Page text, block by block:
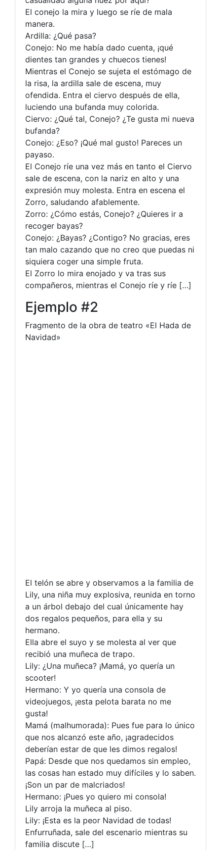
El conejo la mira y luego se ríe de mala
manera.
Ardilla: ¿Qué pasa?
Conejo: No me había dado cuenta, ¡qué
dientes tan grandes y chuecos tienes!
Mientras el Conejo se sujeta el estómago de
la risa, la ardilla sale de escena, muy
ofendida. Entra el ciervo después de ella,
luciendo una bufanda muy colorida.
Ciervo: ¿Qué tal, Conejo? ¿Te gusta mi nueva
bufanda?
Conejo: ¿Eso? ¡Qué mal gusto! Pareces un
payaso.
El Conejo ríe una vez más en tanto el Ciervo
sale de escena, con la nariz en alto y una
expresión muy molesta. Entra en escena el
Zorro, saludando afablemente.
Zorro: ¿Cómo estás, Conejo? ¿Quieres ir a
recoger bayas?
Conejo: ¿Bayas? ¿Contigo? No gracias, eres
tan malo cazando que no creo que puedas ni
siquiera coger una simple fruta.
El Zorro lo mira enojado y va tras sus
compañeros, mientras el Conejo ríe y ríe […]
Ejemplo #2
Fragmento de la obra de teatro «El Hada de
Navidad»
El telón se abre y observamos a la familia de
Lily, una niña muy explosiva, reunida en torno
a un árbol debajo del cual únicamente hay
dos regalos pequeños, para ella y su
hermano.
Ella abre el suyo y se molesta al ver que
recibió una muñeca de trapo.
Lily: ¿Una muñeca? ¡Mamá, yo quería un
scooter!
Hermano: Y yo quería una consola de
videojuegos, ¡esta pelota barata no me
gusta!
Mamá (malhumorada): Pues fue para lo único
que nos alcanzó este año, ¡agradecidos
deberían estar de que les dimos regalos!
Papá: Desde que nos quedamos sin empleo,
las cosas han estado muy difíciles y lo saben.
¡Son un par de malcriados!
Hermano: ¡Pues yo quiero mi consola!
Lily arroja la muñeca al piso.
Lily: ¡Esta es la peor Navidad de todas!
Enfurruñada, sale del escenario mientras su
familia discute […]